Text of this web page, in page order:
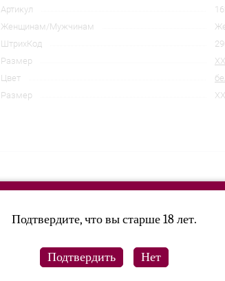
Артикул
Женщинам/Мужчинам
ШтрихКод
Размер
Цвет
Размер
Подтвердите, что вы старше 18 лет.